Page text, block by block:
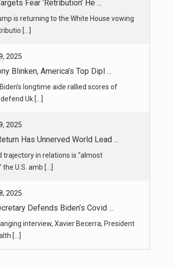
2025
Blinken, America’s Top Dipl ...
Uk [...]
2025
Has Unnerved World Lead ...
U.S. amb [...]
2025
Defends Biden’s Covid ...
[...]
2025
a New Reality for L.A. ...
guilty pleasures like “The Real